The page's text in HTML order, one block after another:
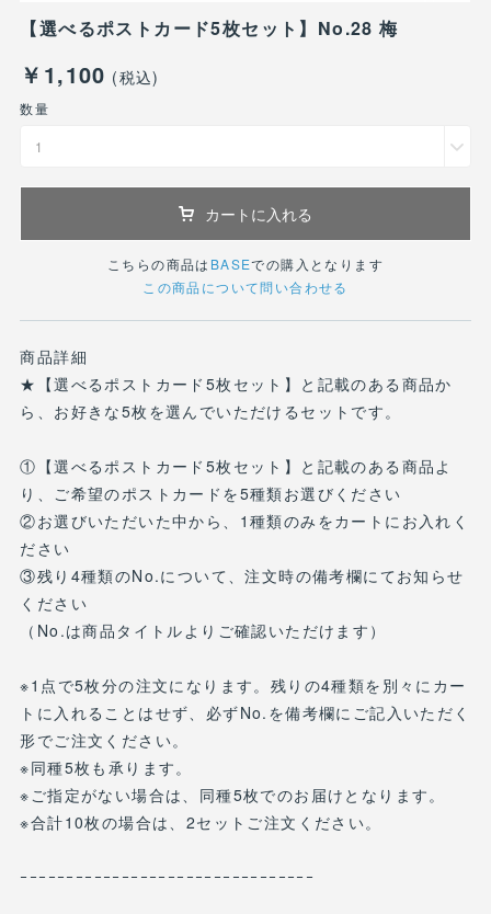
【選べるポストカード5枚セット】No.28 梅
￥1,100 (税込)
数量
1
カートに入れる
こちらの商品は BASEでの購入となります
この商品について問い合わせる
商品詳細
★【選べるポストカード5枚セット】と記載のある商品か
ら、お好きな5枚を選んでいただけるセットです。
①【選べるポストカード5枚セット】と記載のある商品よ
り、ご希望のポストカードを5種類お選びください
②お選びいただいた中から、1種類のみをカートにお入れく
ださい
③残り4種類のNo.について、注文時の備考欄にてお知らせ
ください
（No.は商品タイトルよりご確認いただけます）
※1点で5枚分の注文になります。残りの4種類を別々にカー
トに入れることはせず、必ずNo.を備考欄にご記入いただく
形でご注文ください。
※同種5枚も承ります。
※ご指定がない場合は、同種5枚でのお届けとなります。
※合計10枚の場合は、2セットご注文ください。
ｰｰｰｰｰｰｰｰｰｰｰｰｰｰｰｰｰｰｰｰｰｰｰｰｰｰｰｰｰｰｰｰ